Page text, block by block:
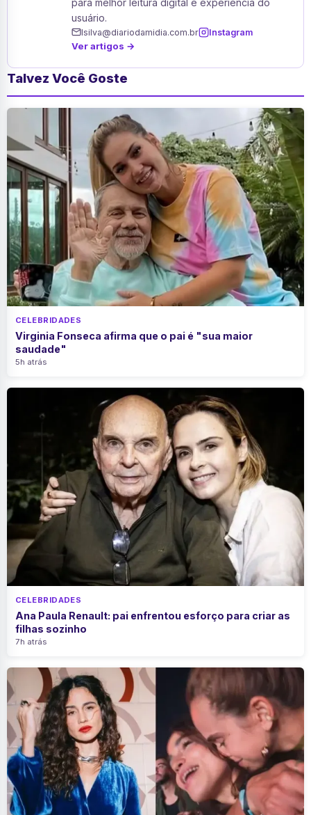
usuário.
lsilva@diariodamidia.com.br Instagram
Ver artigos →
Talvez Você Goste
CELEBRIDADES
Virginia Fonseca afirma que o pai é "sua maior
saudade"
5h atrás
CELEBRIDADES
Ana Paula Renault: pai enfrentou esforço para criar as
filhas sozinho
7h atrás